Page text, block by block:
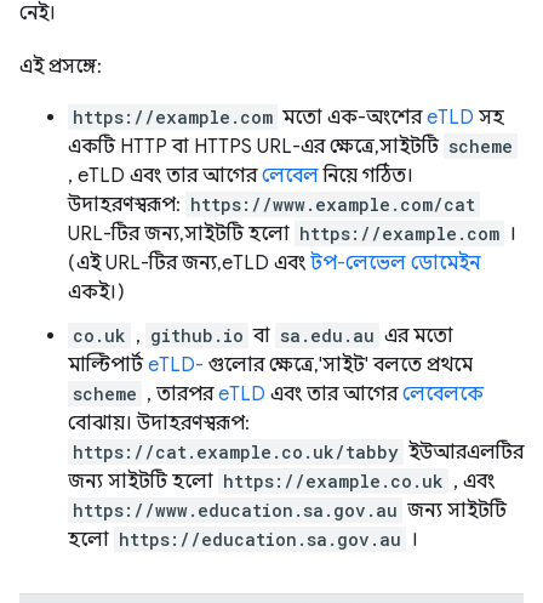
নেই।
এই প্রসঙ্গে:
https://example.com মতো এক-অংশেরeTLD সহ
একটি HTTP বা HTTPS URL-এর ক্ষেত্রে, সাইটটি scheme
, eTLD এবং তার আগেরলেবেলনিয়ে গঠিত।
উদাহরণস্বরূপ: https://www.example.com/cat
URL-টির জন্য, সাইটটি হলো https://example.com ।
(এই URL-টির জন্য, eTLD এবং টপ-লেভেল ডোমেইন
একই।)
co.uk , github.io বা sa.edu.au এর মতো
মাল্টিপার্টeTLD- গুলোর ক্ষেত্রে, 'সাইট' বলতে প্রথমে
scheme , তারপরeTLD এবং তার আগেরলেবেলকে
বোঝায়। উদাহরণস্বরূপ:
https://cat.example.co.uk/tabby ইউআরএলটির
জন্য সাইটটি হলো https://example.co.uk , এবং
https://www.education.sa.gov.au জন্য সাইটটি
হলো https://education.sa.gov.au ।